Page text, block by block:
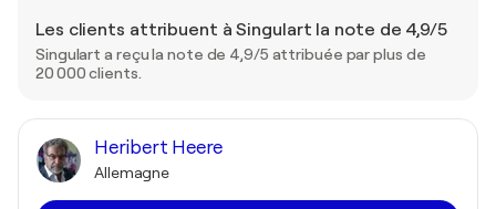
Les clients attribuent à Singulart la note de 4,9/5
Singulart a reçu la note de 4,9/5 attribuée par plus de
20 000 clients.
Heribert Heere
Allemagne